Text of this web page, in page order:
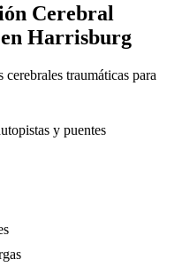
Cerebral
Harrisburg
cerebrales traumáticas para
y puentes